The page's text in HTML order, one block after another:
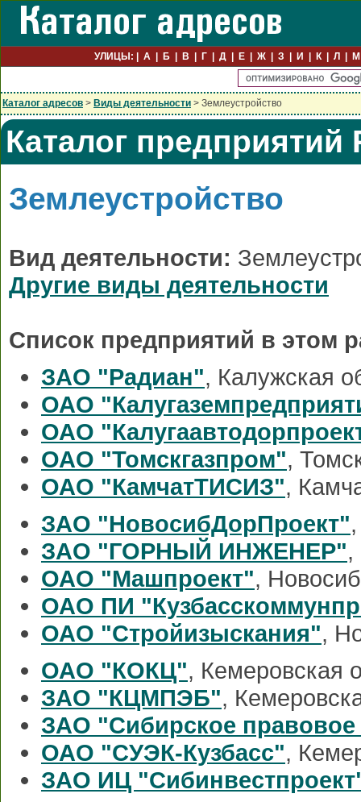
УЛИЦЫ: А Б В Г Д Е Ж З И К Л М
Каталог адресов > Виды деятельности > Землеустройство
Каталог предприятий
Землеустройство
Вид деятельности:
Другие виды деятельности
Список предприятий в этом
ЗАО "Радиан", Калужская
ОАО
ОАО
ОАО "Томскгазпром",
ОАО "КамчатТИСИЗ",
ЗАО "НовосибДорПроект"
ЗАО "ГОРНЫЙ ИНЖЕНЕР",
ОАО "Машпроект",
ОАО ПИ
ОАО "Стройизыскания",
ОАО "КОКЦ", Кемеровская
ЗАО "КЦМПЭБ",
ЗАО "Сибирское правовое
ОАО "СУЭК-Кузбасс",
ЗАО ИЦ